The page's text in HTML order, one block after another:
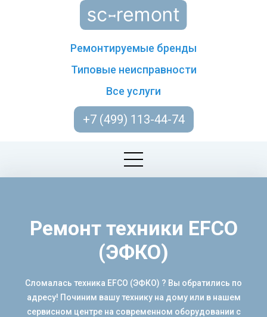
Ремонтируемые бренды
Типовые неисправности
Все услуги
+7 (499) 113-44-74
Ремонт техники EFCO
(ЭФКО)
Сломалась техника EFCO (ЭФКО) ? Вы обратились по
адресу! Починим вашу технику на дому или в нашем
сервисном центре на современном оборудовании с